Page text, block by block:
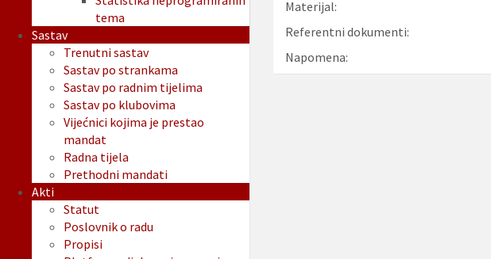
Materijal:
Referentni dokumenti:
Napomena:
tema
Sastav
Trenutni sastav
Sastav po strankama
Sastav po radnim tijelima
Sastav po klubovima
Vijećnici kojima je prestao
mandat
Radna tijela
Prethodni mandati
Akti
Statut
Poslovnik o radu
Propisi